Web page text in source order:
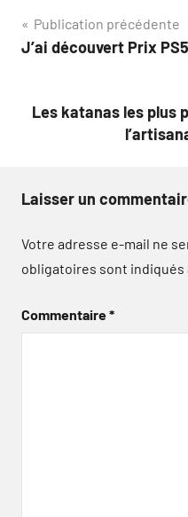
Navigation
de
Publication précédente
J’ai découvert Prix
Les katanas les plus
Laisser un
Votre adresse e-mail ne
obligatoires sont indiqués
Commentaire*